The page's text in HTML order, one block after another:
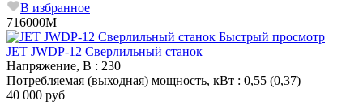
В избранное
716000M
Быстрый просмотр
JET JWDP-12 Сверлильный станок
Напряжение, В : 230
Потребляемая (выходная) мощность, кВт : 0,55 (0,37)
40 000 руб